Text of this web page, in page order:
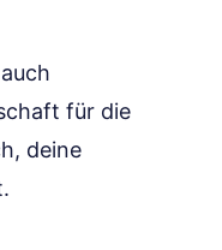
für die
deine